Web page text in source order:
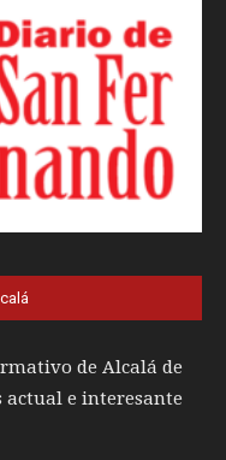
de Alcalá de
actual e interesante